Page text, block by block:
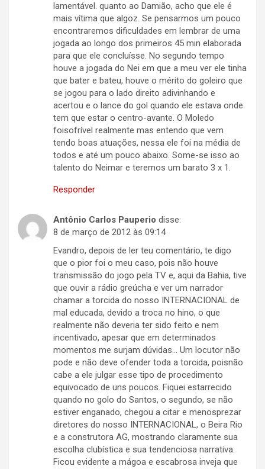
lamentável. quanto ao Damião, acho que ele é
mais vítima que algoz. Se pensarmos um pouco
encontraremos dificuldades em lembrar de uma
jogada ao longo dos primeiros 45 min elaborada
para que ele concluísse. No segundo tempo
houve a jogada do Nei em que a meu ver ele tinha
que bater e bateu, houve o mérito do goleiro que
se jogou para o lado direito adivinhando e
acertou e o lance do gol quando ele estava onde
tem que estar o centro-avante. O Moledo
foisofrível realmente mas entendo que vem
tendo boas atuações, nessa ele foi na média de
todos e até um pouco abaixo. Some-se isso ao
talento do Neimar e teremos um barato 3 x 1.
Responder
Antônio Carlos Pauperio disse:
8 de março de 2012 às 09:14
Evandro, depois de ler teu comentário, te digo
que o pior foi o meu caso, pois não houve
transmissão do jogo pela TV e, aqui da Bahia, tive
que ouvir a rádio greúcha e ver um narrador
chamar a torcida do nosso INTERNACIONAL de
mal educada, devido a troca no hino, o que
realmente não deveria ter sido feito e nem
incentivado, apesar que em determinados
momentos me surjam dúvidas… Um locutor não
pode e não deve ofender toda a torcida, poisnão
cabe a ele julgar esse tipo de procedimento
equivocado de uns poucos. Fiquei estarrecido
quando no golo do Santos, o segundo, se não
estiver enganado, chegou a citar e menosprezar
diretores do nosso INTERNACIONAL, o Beira Rio
e a construtora AG, mostrando claramente sua
escolha clubística e sua tendenciosa narrativa.
Ficou evidente a mágoa e escabrosa inveja que